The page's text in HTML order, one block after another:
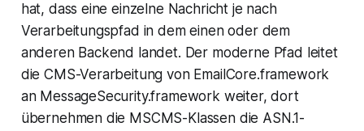
hat, dass eine einzelne Nachricht je nach
Verarbeitungspfad in dem einen oder dem
anderen Backend landet. Der moderne Pfad leitet
die CMS-Verarbeitung von EmailCore.framework
an MessageSecurity.framework weiter, dort
übernehmen die MSCMS-Klassen die ASN.1-